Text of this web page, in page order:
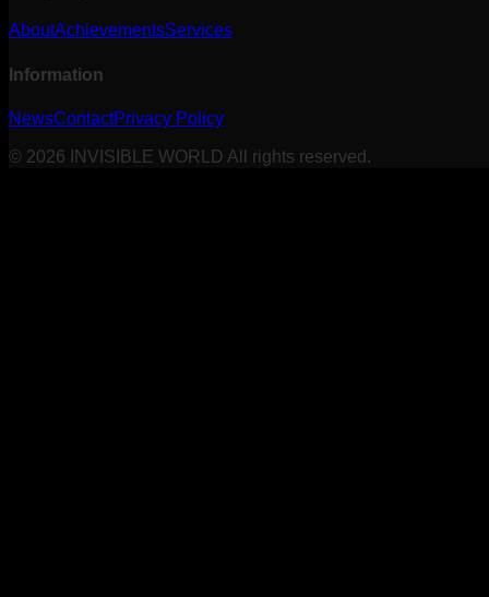
AboutAchievementsServices
Information
NewsContactPrivacy Policy
© 2026 INVISIBLE WORLD All rights reserved.